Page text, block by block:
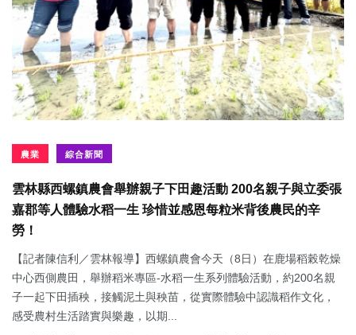
農業 綜合新聞
雲林縣西螺鎮農會舉辦親子下田趣活動 200名親子與立委張
嘉郡等人體驗水稻一生 珍惜並感恩每粒米背後農民的辛
勞！
【記者陳信利／雲林報導】西螺鎮農會今天（8日）在鹿場稻榖乾燥
中心西側農田，舉辦稻米專區-水稻一生系列體驗活動，約200名親
子一起下田插秧，接觸泥土與秧苗，從實際體驗中認識稻作文化，
感受農村生活踏實與樂趣，以期...